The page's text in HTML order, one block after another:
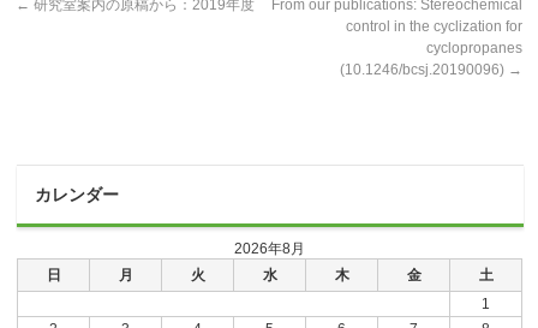
← 研究室案内の原稿から：2019年度
From our publications: Stereochemical
control in the cyclization for
cyclopropanes
(10.1246/bcsj.20190096) →
カレンダー
2026年8月
日
月 火 水 木 金
土
1